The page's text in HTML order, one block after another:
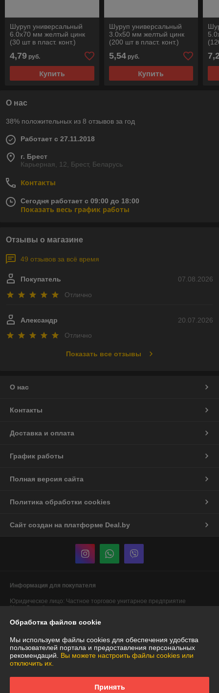
Шуруп универсальный
6.0х70 мм желтый цинк
(30 шт в пласт. конт.)
4,79 руб.
Купить
Шуруп универсальный
3.0х50 мм желтый цинк
(200 шт в пласт. конт.)
5,54руб.
Купить
О нас
38% положительных из 8 отзывов за год
Работает с 27.11.2018
г. Брест
Карьерная, 12, Брест, Беларусь
Контакты
Сегодня работает с 09:00 до 18:00
Показать весь график работы
Отзывы о магазине
49 отзывов за всё время
07.08.2026
Покупатель
Отлично
20.07.2026
Александр
Отлично
Показать все отзывы
О нас
Контакты
Доставка и оплата
График работы
Полная версия сайта
Политика обработки cookies
Сайт создан на платформе Deal.by
Информация для покупателя
Юридическое лицо: Частное торговое унитарное предприятие
"АннаДекор"
УНП: 290487319
Регистрационный орган: Брестский областной исполнительный
Дата регистрации компании: 29.12.2007
Обработка файлов cookie
Мы используем файлы cookies для обеспечения удобства
пользователей портала и предоставления персональных
рекомендаций. Вы можете настроить файлы cookies или
отключить их.
Принять